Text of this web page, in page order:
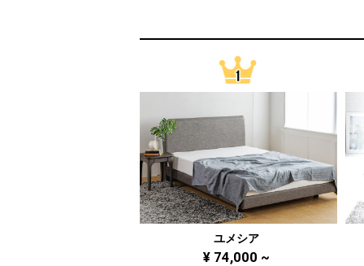
ユメシア
¥ 74,000 ~